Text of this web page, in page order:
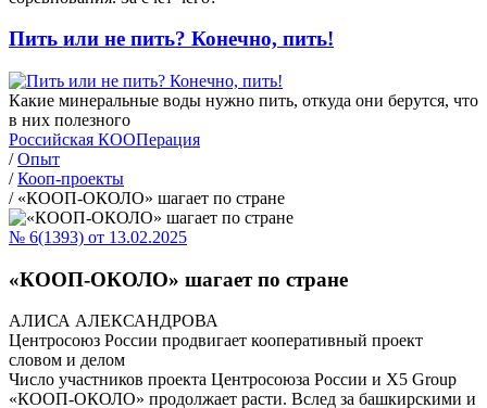
Пить или не пить? Конечно, пить!
Какие минеральные воды нужно пить, откуда они берутся, что
в них полезного
Российская КООПерация
/ Опыт
/ Кооп-проекты
/ «КООП-ОКОЛО» шагает по стране
№ 6(1393) от 13.02.2025
«КООП-ОКОЛО» шагает по стране
АЛИСА АЛЕКСАНДРОВА
Центросоюз России продвигает кооперативный проект
словом и делом
Число участников проекта Центросоюза России и Х5 Group
«КООП-ОКОЛО» продолжает расти. Вслед за башкирскими и